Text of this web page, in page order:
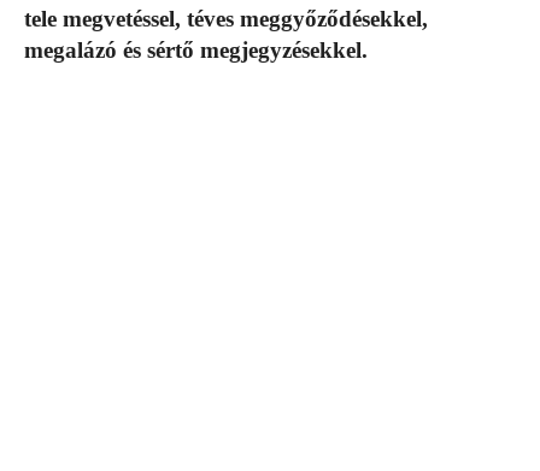
tele megvetéssel, téves meggyőződésekkel,
megalázó és sértő megjegyzésekkel.